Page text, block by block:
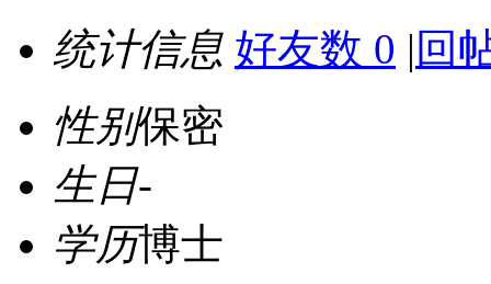
统计信息 好友数 0 | 回
性别保密
生日-
学历博士